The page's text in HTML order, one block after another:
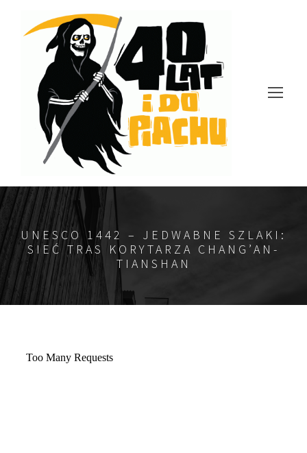
UNESCO 1442 – JEDWABNE SZLAKI:
SIEĆ TRAS KORYTARZA CHANG’AN-
TIANSHAN